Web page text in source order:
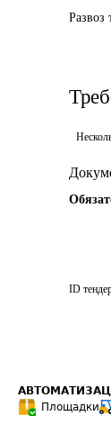
Развоз
ID
Площадки